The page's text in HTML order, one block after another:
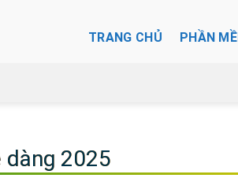
TRANG CHỦ PHẦN
dàng 2025